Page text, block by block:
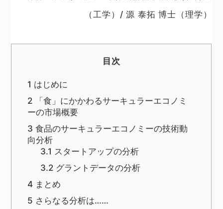
（工学）/ 源 泰拓 博士（理学）
目次
1 はじめに
2 「食」にかかわるサーキュラーエコノミ
ーの市場概要
3 食品のサーキュラーエコノミーの技術動
向分析
3.1 スタートアップの分析
3.2グラントデータの分析
4 まとめ
5 さらなる分析は……